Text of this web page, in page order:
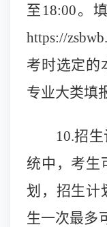
至18:00。
https://
考时选定的
专业大类填
10.招生
统中，考生
划，招生计
生一次最多